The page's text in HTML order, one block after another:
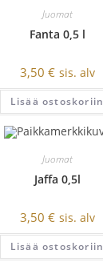
Juomat
Fanta 0,5 l
3,50 € sis. alv
Lisää ostoskoriin
Juomat
Jaffa 0,5l
3,50 € sis. alv
Lisää ostoskoriin